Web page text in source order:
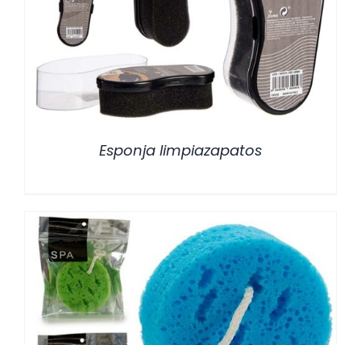
/ DETALLES
Esponja limpiazapatos
/ DETALLES